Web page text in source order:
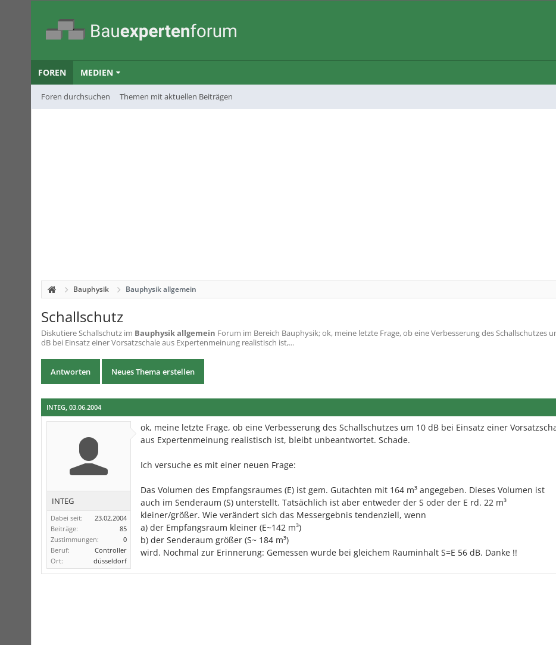
FOREN
Foren durchsuchen Themen mit aktuellen Beiträgen
MEDIEN
Bauphysik Bauphysik allgemein
Schallschutz
DiskutiereSchallschutz im Bauphysik allgemein Forum im Bereich Bauphysik; ok, meine letzte Frage, ob eine Verbesserung des Schallschutzes
dB bei Einsatz einer Vorsatzschale aus Expertenmeinung realistisch ist,...
Antworten Neues Thema erstellen
INTEG, 03.06.2004
INTEG
Dabei seit:
23.02.2004
Beiträge:
85
Zustimmungen:
0
Beruf:
Controller
Ort:
düsseldorf
ok, meine letzte Frage, ob eine Verbesserung des Schallschutzes um 10 dB bei Einsatz einer
aus Expertenmeinung realistisch ist, bleibt unbeantwortet. Schade.
Ich versuche es mit einer neuen Frage:
Das Volumen des Empfangsraumes (E) ist gem. Gutachten mit 164 m³ angegeben. Dieses Volumen ist
auch im Senderaum (S) unterstellt. Tatsächlich ist aber entweder der S oder der E rd. 22 m³
kleiner/größer. Wie verändert sich das Messergebnis tendenziell, wenn
a) der Empfangsraum kleiner (E~142 m³)
b) der Senderaum größer (S~ 184 m³)
wird. Nochmal zur Erinnerung: Gemessen wurde bei gleichem Rauminhalt S=E 56 dB. Danke !!